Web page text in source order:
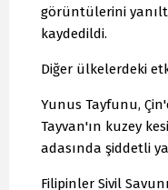
görüntülerini
kaydedildi.
Diğer ülkelerdeki
Yunus Tayfunu,
Tayvan'ın kuzey
adasında şiddetli
Filipinler Sivil